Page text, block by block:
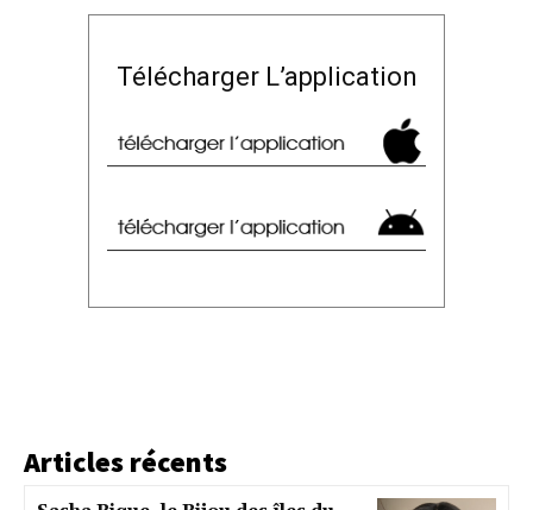
Télécharger L’application
Articles récents